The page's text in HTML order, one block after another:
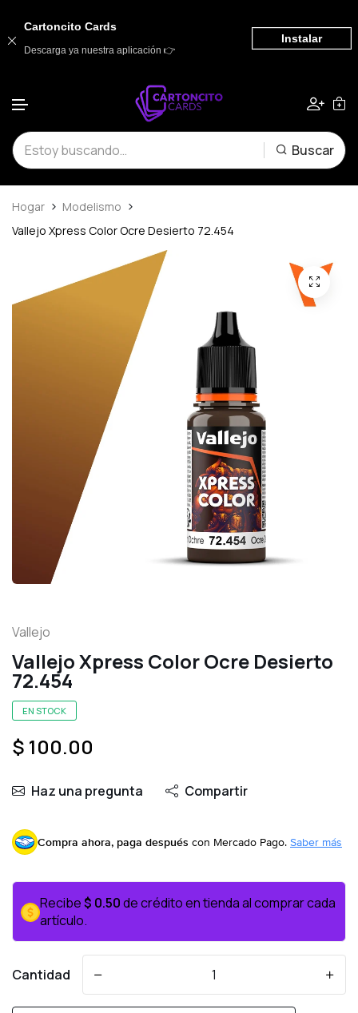
Buscar
Hogar
Modelismo
Vallejo Xpress Color Ocre Desierto 72.454
Vallejo
Vallejo Xpress Color Ocre Desierto
72.454
EN STOCK
$ 100.00
Haz una pregunta Compartir
Compra ahora, paga después con Mercado Pago. Saber más
Recibe$ 0.50de crédito en tienda al comprar cada
artículo.
Cantidad
Cartoncito Cards
Descarga ya nuestra aplicación 👉
Instalar